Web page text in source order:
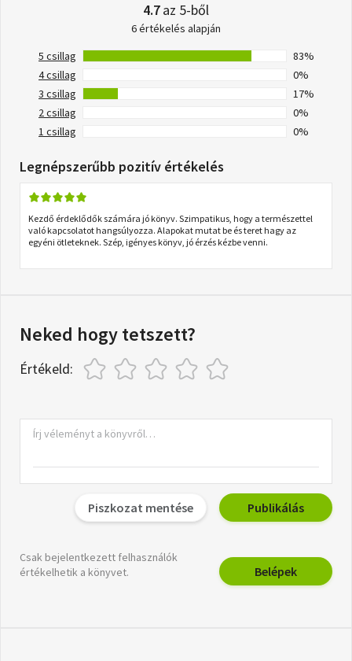
4.7az 5-ből
6 értékelés alapján
5 csillag
83%
4 csillag
0%
3 csillag
17%
2 csillag
0%
1 csillag
0%
Legnépszerűbb pozitív értékelés
Kezdő érdeklődők számára jó könyv. Szimpatikus, hogy a természettel
való kapcsolatot hangsúlyozza. Alapokat mutat be és teret hagy az
egyéni ötleteknek. Szép, igényes könyv, jó érzés kézbe venni.
Neked hogy tetszett?
Értékeld:
Piszkozat mentése Publikálás
Csak bejelentkezett felhasználók
értékelhetik a könyvet.
Belépek